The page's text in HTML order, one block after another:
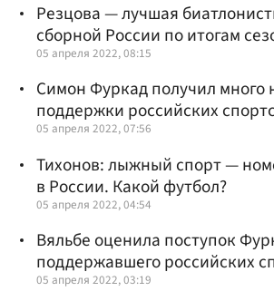
Резцова — лучшая
сборной России по итогам
05 апреля 2022, 08:15
Симон Фуркад получил много
поддержки российских
05 апреля 2022, 07:56
Тихонов: лыжный спорт —
в России. Какой футбол?
05 апреля 2022, 04:54
Вяльбе оценила поступок
поддержавшего российских
05 апреля 2022, 03:19